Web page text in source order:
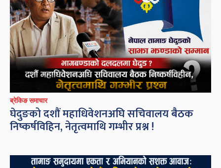
ब्रेकिङ समाचार
घेदुङको दशौं महाधिवेशनअघि सचिवालय बैठक
निष्कर्षविहिन, नेतृत्वमाथि गम्भीर प्रश्न !